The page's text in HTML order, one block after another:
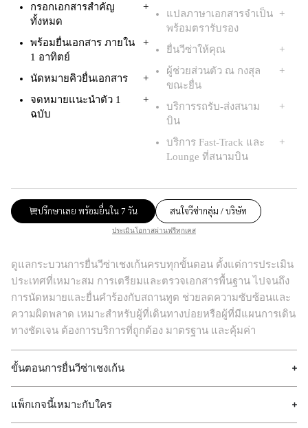
แปลภาษาเอกสารจำเป็น
พร้อมตรารับรอง
ยื่นวีซ่าให้คุณ
ผู้ช่วยส่วนตัว ณ กงสุล
ขณะยื่น
บริการรถรับ-ส่งสนาม
บิน
บริการ Fast-Track และ
Lounge ที่สนามบิน
กรอกเอกสารสำคัญ
ทั้งหมด
พร้อมยื่นเอกสาร ภายใน
1 อาทิตย์
นัดหมายคิวยื่นเอกสาร
จดหมายแนะนำตัว 1
ฉบับ
ปรึกษาเลย พร้อมยื่นใน 7 วัน สนใจวีซ่ากลุ่ม / บริษัท
ประเมินโอกาสผ่านฟรีทุกเคส
ดูแลกระบวนการยื่นวีซ่าเชงเก้นครบทุกขั้นตอน ตั้งแต่การประเมิน
ประเทศที่เหมาะสม การเตรียมและตรวจเอกสารพื้นฐาน ไปจนถึง
การนัดหมายและยื่นคำร้องกับสถานทูต ช่วยลดความซับซ้อนและ
ความผิดพลาด เหมาะสำหรับผู้ที่เดินทางบ่อยหรือผู้ที่มีแผนการเดิน
ทางชัดเจน ต้องการบริการที่ถูกต้อง มาตรฐาน และคุ้มค่า
ขั้นตอนการยื่นวีซ่าเชงเก้น
แพ็กเกจนี้เหมาะกับใคร